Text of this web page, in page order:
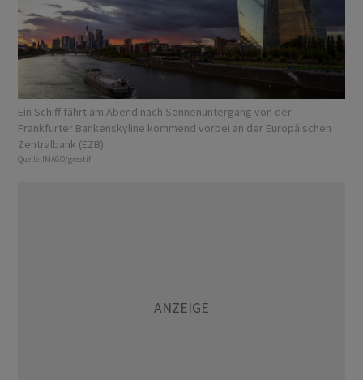
Ein Schiff fährt am Abend nach Sonnenuntergang von der
Frankfurter Bankenskyline kommend vorbei an der Europäischen
Zentralbank (EZB).
Quelle: IMAGO/greatif